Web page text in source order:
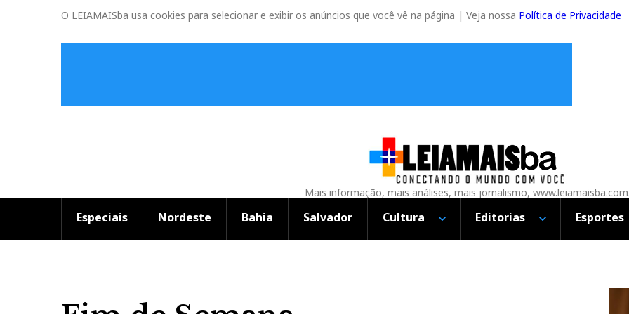
O LEIAMAISba usa cookies para selecionar e exibir os anúncios que você vê na página | Veja nossa Política de Privacidade
Mais informação, mais análises, mais jornalismo,
Especiais Nordeste Bahia Salvador Cultura Editorias Esportes